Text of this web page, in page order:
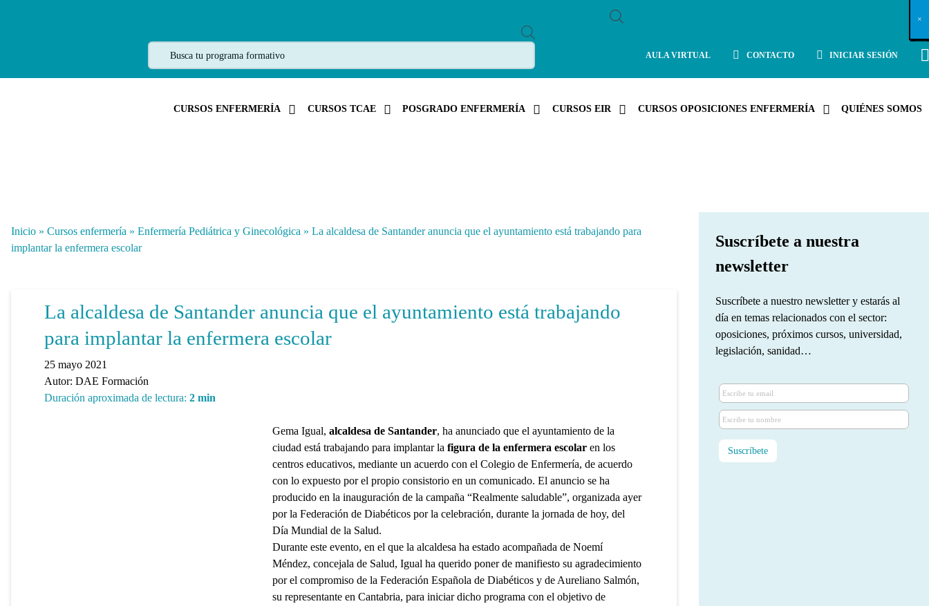
R
D
S
AULA VIRTUAL CONTACTO INICIAR SESIÓN
CURSOS ENFERMERÍA CURSOS TCAE POSGRADO ENFERMERÍA CURSOS EIR CURSOS OPOSICIONES ENFERMERÍA QUIÉNES SOMOS
Inicio » Cursos enfermería » Enfermería Pediátrica y Ginecológica » La alcaldesa de Santander anuncia que el ayuntamiento está trabajando para
implantar la enfermera escolar
La alcaldesa de Santander anuncia que el ayuntamiento está trabajando
para implantar la enfermera escolar
25 mayo 2021
Autor: DAE Formación
Duración aproximada de lectura: 2 min
Gema Igual, alcaldesa de Santander, ha anunciado que el ayuntamiento de la
ciudad está trabajando para implantar la figura de la enfermera escolar en los
centros educativos, mediante un acuerdo con el Colegio de Enfermería, de acuerdo
con lo expuesto por el propio consistorio en un comunicado. El anuncio se ha
producido en la inauguración de la campaña “Realmente saludable”, organizada ayer
por la Federación de Diabéticos por la celebración, durante la jornada de hoy, del
Día Mundial de la Salud.
Durante este evento, en el que la alcaldesa ha estado acompañada de Noemí
Méndez, concejala de Salud, Igual ha querido poner de manifiesto su agradecimiento
por el compromiso de la Federación Española de Diabéticos y de Aureliano Salmón,
su representante en Cantabria, para iniciar dicho programa con el objetivo de
Suscríbete a nuestra
newsletter
Suscríbete a nuestro newsletter y estarás al
día en temas relacionados con el sector:
oposiciones, próximos cursos, universidad,
legislación, sanidad…
X
×
×
×
×
×
×
×
×
×
×
×
×
×
×
×
×
×
×
×
×
×
×
×
×
×
×
×
×
×
×
×
×
×
×
×
×
×
×
×
×
×
×
×
×
×
×
×
×
×
×
×
×
×
×
×
×
×
×
×
×
×
×
×
×
×
×
×
×
×
×
×
×
×
×
×
×
×
×
×
×
×
×
×
×
×
×
×
×
×
×
×
×
×
×
×
×
×
×
×
×
×
×
×
×
×
×
×
×
×
×
×
×
×
×
×
×
×
×
×
×
×
×
×
×
×
×
×
×
×
×
×
×
×
×
×
×
×
×
×
×
×
×
×
×
×
×
×
×
×
×
×
×
×
×
×
×
×
×
×
×
×
×
×
×
×
×
×
×
×
×
×
×
×
×
×
×
×
×
×
×
×
×
×
×
×
×
×
×
×
×
×
×
×
×
×
×
×
×
×
×
×
×
×
×
×
×
×
×
×
×
×
×
×
×
×
×